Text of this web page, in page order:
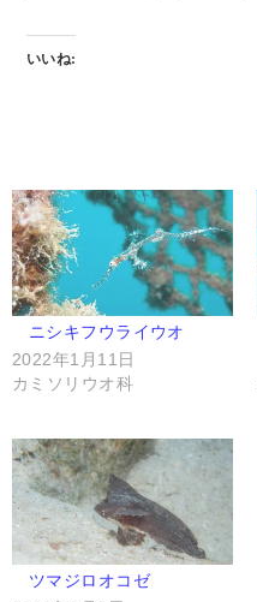
いいね:
ニシキフウライウオ
2022年1月11日
カミソリウオ科
ツマジロオコゼ